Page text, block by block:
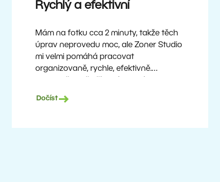
Rychlý a efektivní
Mám na fotku cca 2 minuty, takže těch
úprav neprovedu moc, ale Zoner Studio
mi velmi pomáhá pracovat
organizovaně, rychle, efektivně.
a přesto mohu nabízet dobré výstupy
Dočíst